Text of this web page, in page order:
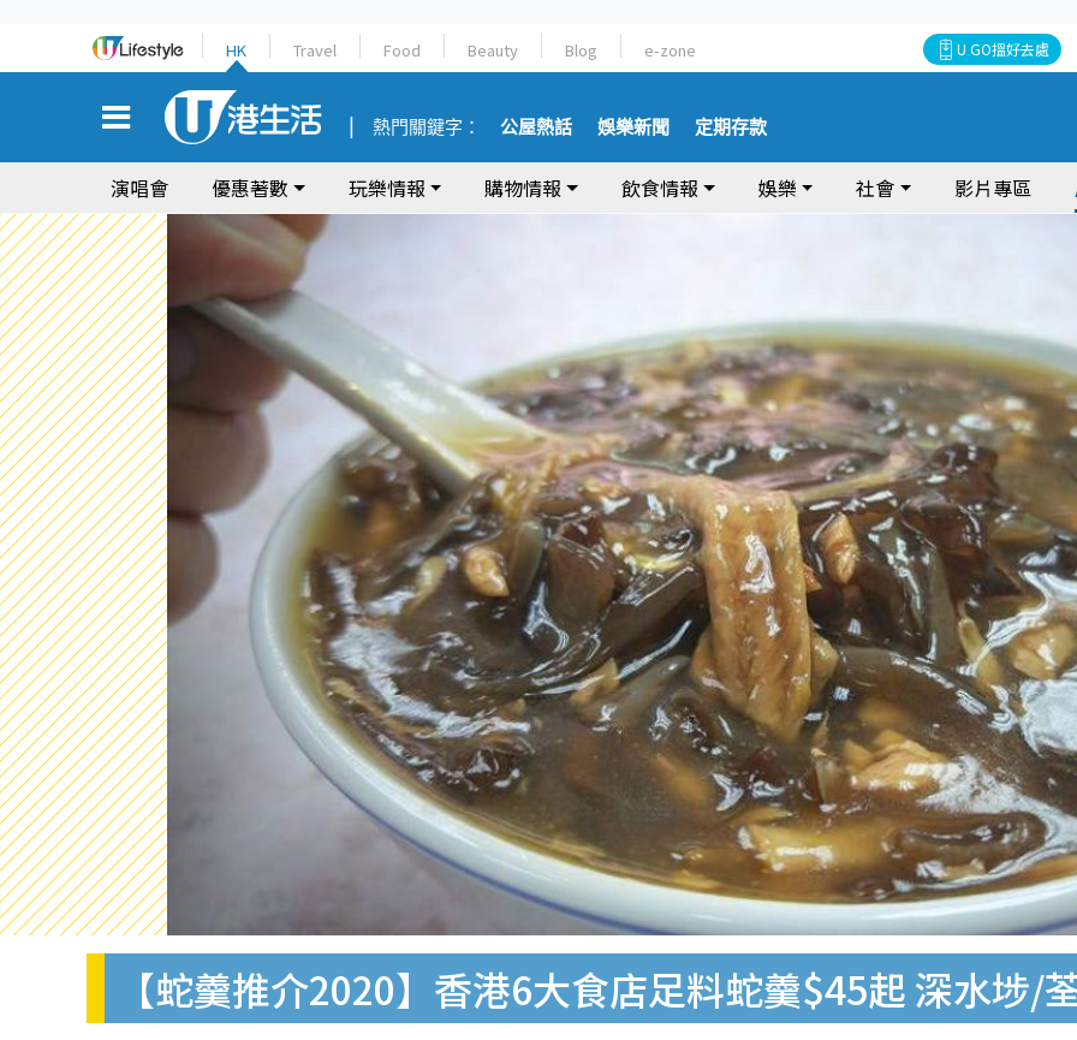
HK Travel Food Beauty Blog e-zone U GO搵好去處
熱門關鍵字： 公屋熱話 娛樂新聞 定期存款
演唱會 優惠著數 玩樂情報 購物情報 飲食情報 娛樂 社會 影片專區
【蛇羹推介2020】香港6大食店足料蛇羹$45起 深水埗/